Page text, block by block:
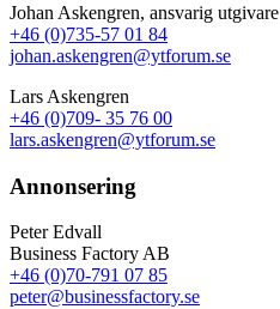
Johan Askengren, ansvarig utgivare
+46 (0)735-57 01 84
johan.askengren@ytforum.se
Lars Askengren
+46 (0)709- 35 76 00
lars.askengren@ytforum.se
Annonsering
Peter Edvall
Business Factory AB
+46 (0)70-791 07 85
peter@businessfactory.se